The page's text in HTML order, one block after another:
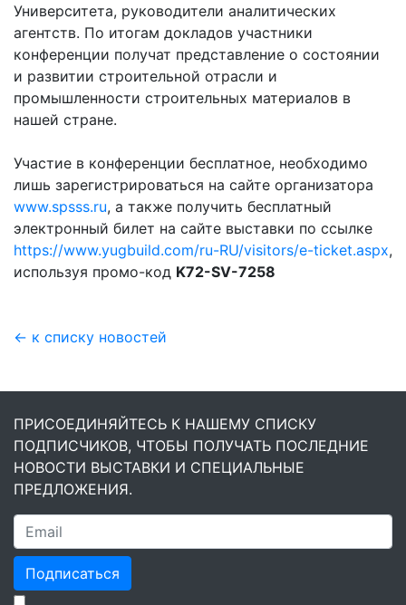
Университета, руководители аналитических
агентств. По итогам докладов участники
конференции получат представление о состоянии
и развитии строительной отрасли и
промышленности строительных материалов в
нашей стране.
Участие в конференции бесплатное, необходимо
лишь зарегистрироваться на сайте организатора
www.spsss.ru, а также получить бесплатный
электронный билет на сайте выставки по ссылке
https://www.yugbuild.com/ru-RU/visitors/e-ticket.aspx,
используя промо-код K72-SV-7258
← к списку новостей
ПРИСОЕДИНЯЙТЕСЬ К НАШЕМУ СПИСКУ
ПОДПИСЧИКОВ, ЧТОБЫ ПОЛУЧАТЬ ПОСЛЕДНИЕ
НОВОСТИ ВЫСТАВКИ И СПЕЦИАЛЬНЫЕ
ПРЕДЛОЖЕНИЯ.
Подписаться